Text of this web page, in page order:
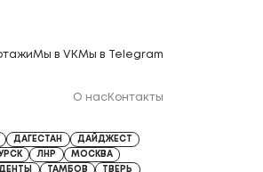
Мы в VKМы в Telegram
О насКонтакты
ДАГЕСТАН
ДАЙДЖЕСТ
ЛНР
МОСКВА
ТАМБОВ ТВЕРЬ